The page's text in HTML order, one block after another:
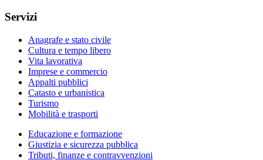
Servizi
Anagrafe e stato civile
Cultura e tempo libero
Vita lavorativa
Imprese e commercio
Appalti pubblici
Catasto e urbanistica
Turismo
Mobilità e trasporti
Educazione e formazione
Giustizia e sicurezza pubblica
Tributi, finanze e contravvenzioni